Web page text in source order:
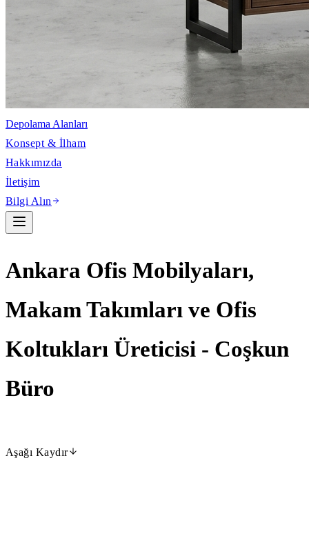
Depolama Alanları
Konsept & İlham
Hakkımızda
İletişim
Bilgi Alın
Ankara Ofis Mobilyaları,
Makam Takımları ve Ofis
Koltukları Üreticisi - Coşkun
Büro
Aşağı Kaydır